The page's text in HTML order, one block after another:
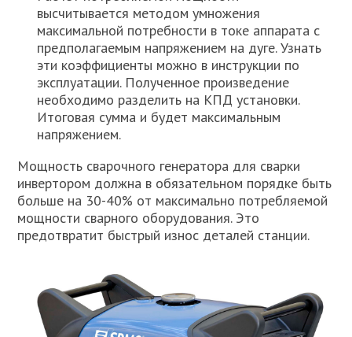
высчитывается методом умножения
максимальной потребности в токе аппарата с
предполагаемым напряжением на дуге. Узнать
эти коэффициенты можно в инструкции по
эксплуатации. Полученное произведение
необходимо разделить на КПД установки.
Итоговая сумма и будет максимальным
напряжением.
Мощность сварочного генератора для сварки
инвертором должна в обязательном порядке быть
больше на 30-40% от максимально потребляемой
мощности сварного оборудования. Это
предотвратит быстрый износ деталей станции.